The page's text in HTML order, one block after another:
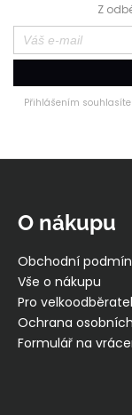
Z
Přihlášením
O nákupu
Obchodní
Vše o nákupu
Pro
Ochrana
Formulář na